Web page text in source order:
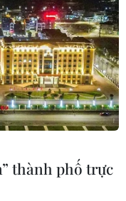
thiệt mạng và
thành phố trực